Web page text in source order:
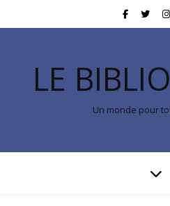
LE
Un monde pour